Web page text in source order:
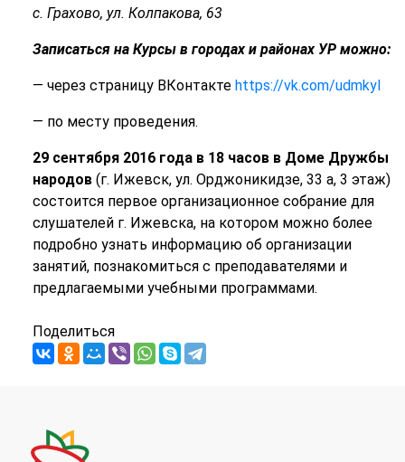
с. Грахово, ул. Колпакова, 63
Записаться на Курсы в городах и районах УР можно:
— через страницу ВКонтакте https://vk.com/udmkyl
— по месту проведения.
29 сентября 2016 года в 18 часов в Доме Дружбы
народов(г. Ижевск, ул. Орджоникидзе, 33 а, 3 этаж)
состоится первое организационное собрание для
слушателей г. Ижевска, на котором можно более
подробно узнать информацию об организации
занятий, познакомиться с преподавателями и
предлагаемыми учебными программами.
Поделиться